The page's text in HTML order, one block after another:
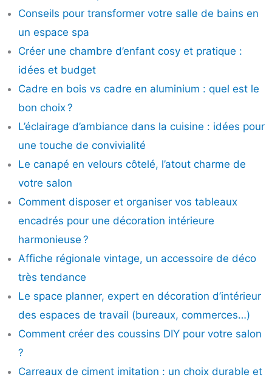
Conseils pour transformer votre salle de bains en
un espace spa
Créer une chambre d’enfant cosy et pratique :
idées et budget
Cadre en bois vs cadre en aluminium : quel est le
bon choix ?
L’éclairage d’ambiance dans la cuisine : idées pour
une touche de convivialité
Le canapé en velours côtelé, l’atout charme de
votre salon
Comment disposer et organiser vos tableaux
encadrés pour une décoration intérieure
harmonieuse ?
Affiche régionale vintage, un accessoire de déco
très tendance
Le space planner, expert en décoration d’intérieur
des espaces de travail (bureaux, commerces…)
Comment créer des coussins DIY pour votre salon
?
Carreaux de ciment imitation : un choix durable et